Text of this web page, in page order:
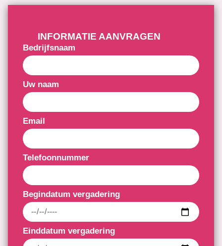
INFORMATIE AANVRAGEN
Bedrijfsnaam
Uw naam
Email
Telefoonnummer
Begindatum vergadering
Einddatum vergadering